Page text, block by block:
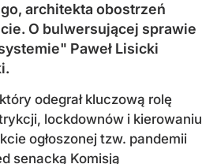
architekta obostrzeń
O bulwersującej sprawie
Paweł Lisicki
odegrał kluczową rolę
lockdownów i kierowaniu
ogłoszonej tzw. pandemii
senacką Komisją